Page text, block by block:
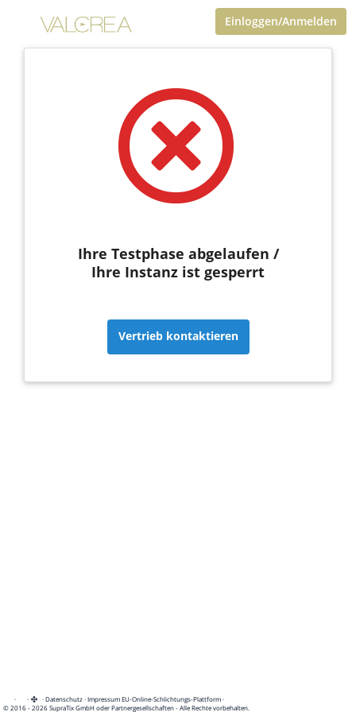
Einloggen/Anmelden
Ihre Testphase abgelaufen /
Ihre Instanz ist gesperrt
Vertrieb kontaktieren
· · ·Datenschutz·Impressum EU-Online-Schlichtungs-Plattform·
© 2016 - 2026 SupraTix GmbH oder Partnergesellschaften - Alle Rechte vorbehalten.